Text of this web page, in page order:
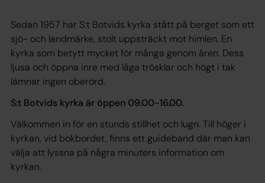
Sedan 1957 har S:t Botvids kyrka stått på berget som ett
sjö- och landmärke, stolt uppsträckt mot himlen. En
kyrka som betytt mycket för många genom åren. Dess
ljusa och öppna inre med låga trösklar och högt i tak
lämnar ingen oberörd.
S:t Botvids kyrka är öppen 09.00-16.00.
Välkommen in för en stunds stillhet och lugn. Till höger i
kyrkan, vid bokbordet, finns ett guideband där man kan
välja att lyssna på några minuters information om
kyrkan.